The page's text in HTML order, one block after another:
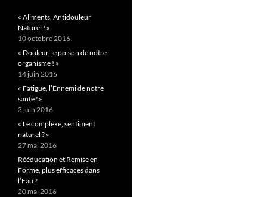
« Aliments, Antidouleur
Naturel ! »
10 octobre 2016
« Douleur, le poison de notre
organisme ! »
14 juin 2016
« Fatigue, l’Ennemi de notre
santé? »
3 juin 2016
« Le complexe, sentiment
naturel ? »
27 mai 2016
Rééducation et Remise en
Forme, plus efficaces dans
l’Eau ?
20 mai 2016